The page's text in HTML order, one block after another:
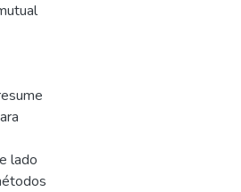
lado